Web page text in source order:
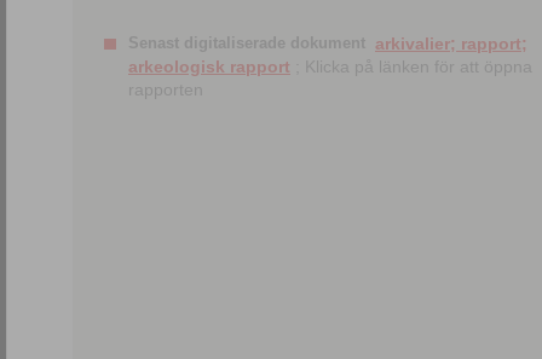
Senast digitaliserade dokument arkivalier; rapport;
arkeologisk rapport ; Klicka på länken för att öppna
rapporten